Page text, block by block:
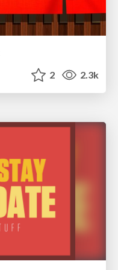
2 2.3k